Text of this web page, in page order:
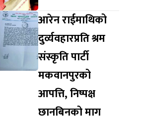
आरेन राईमाथिको
दुर्व्यवहारप्रति श्रम
संस्कृति पार्टी
मकवानपुरको
आपत्ति, निष्पक्ष
छानबिनको माग